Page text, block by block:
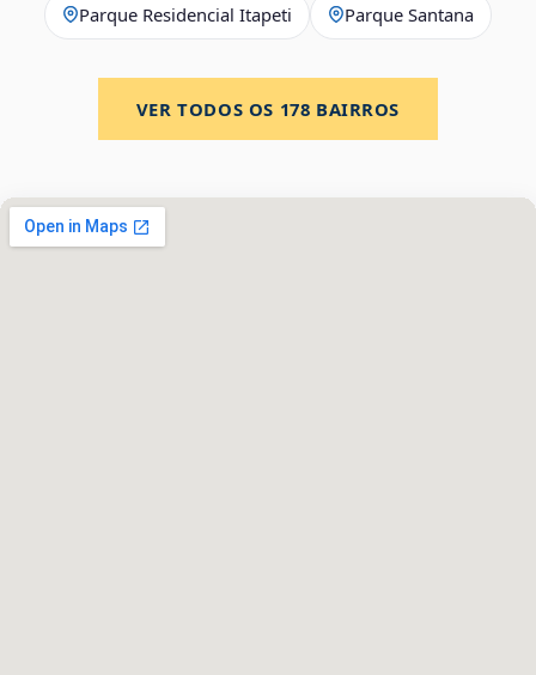
Parque Residencial Itapeti Parque Santana
VER TODOS OS 178 BAIRROS